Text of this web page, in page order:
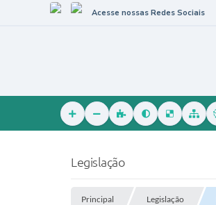
Acesse nossas Redes Sociais
Legislação
Principal Legislação